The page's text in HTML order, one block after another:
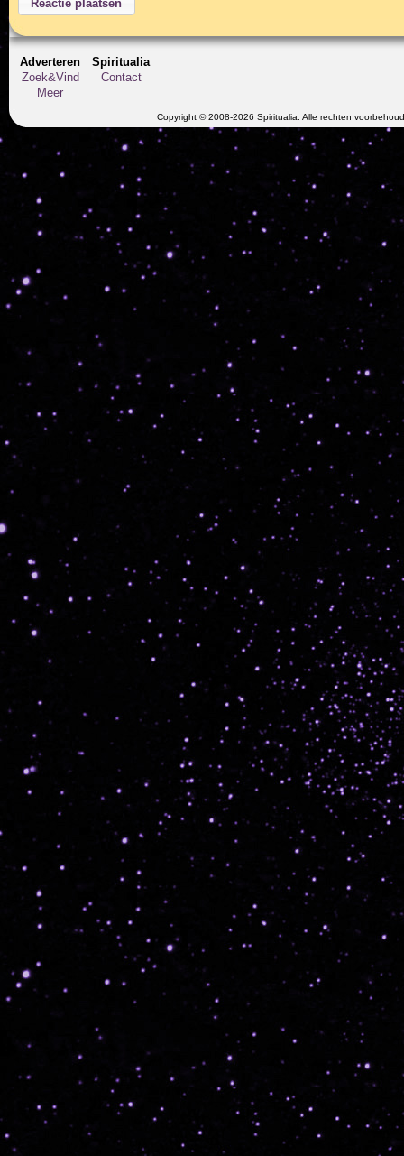
Adverteren
Zoek&Vind
Meer
Spiritualia
Contact
Copyright © 2008-2026 Spiritualia. Alle rechten